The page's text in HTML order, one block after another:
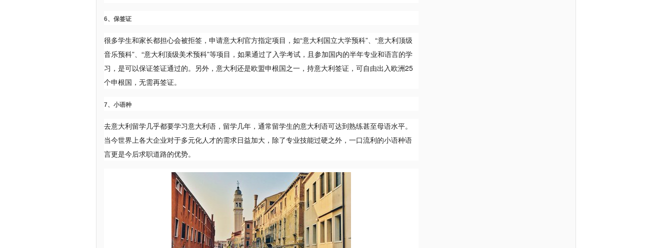
6、保签证
很多学生和家长都担心会被拒签，申请意大利官方指定项目，如“意大利国立大学预科”、“意大利顶级
音乐预科”、“意大利顶级美术预科”等项目，如果通过了入学考试，且参加国内的半年专业和语言的学
习，是可以保证签证通过的。另外，意大利还是欧盟申根国之一，持意大利签证，可自由出入欧洲25
个申根国，无需再签证。
7、小语种
去意大利留学几乎都要学习意大利语，留学几年，通常留学生的意大利语可达到熟练甚至母语水平。
当今世界上各大企业对于多元化人才的需求日益加大，除了专业技能过硬之外，一口流利的小语种语
言更是今后求职道路的优势。